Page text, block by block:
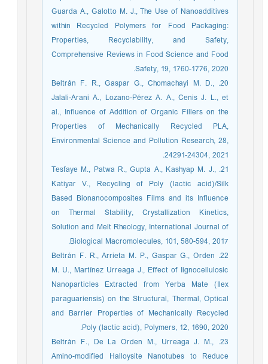
Guarda A., Galotto M. J., The Use of Nanoadditives
within Recycled Polymers for Food Packaging:
Properties, Recyclability, and Safety,
Comprehensive Reviews in Food Science and Food
Safety, 19, 1760-1776, 2020.
20. Beltrán F. R., Gaspar G., Chomachayi M. D.,
Jalali-Arani A., Lozano-Pérez A. A., Cenis J. L., et
al., Influence of Addition of Organic Fillers on the
Properties of Mechanically Recycled PLA,
Environmental Science and Pollution Research, 28,
24291-24304, 2021.
21. Tesfaye M., Patwa R., Gupta A., Kashyap M. J.,
Katiyar V., Recycling of Poly (lactic acid)/Silk
Based Bionanocomposites Films and its Influence
on Thermal Stability, Crystallization Kinetics,
Solution and Melt Rheology, International Journal of
Biological Macromolecules, 101, 580-594, 2017.
22. Beltrán F. R., Arrieta M. P., Gaspar G., Orden
M. U., Martínez Urreaga J., Effect of Iignocellulosic
Nanoparticles Extracted from Yerba Mate (Ilex
paraguariensis) on the Structural, Thermal, Optical
and Barrier Properties of Mechanically Recycled
Poly (lactic acid), Polymers, 12, 1690, 2020.
23. Beltrán F., De La Orden M., Urreaga J. M.,
Amino-modified Halloysite Nanotubes to Reduce